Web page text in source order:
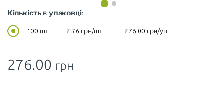
Кількість в упаковці:
100 шт 2.76 грн/шт 276.00 грн/уп
276.00 грн